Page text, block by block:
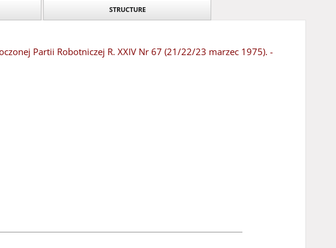
STRUCTURE
Partii Robotniczej R. XXIV Nr 67 (21/22/23 marzec 1975). -